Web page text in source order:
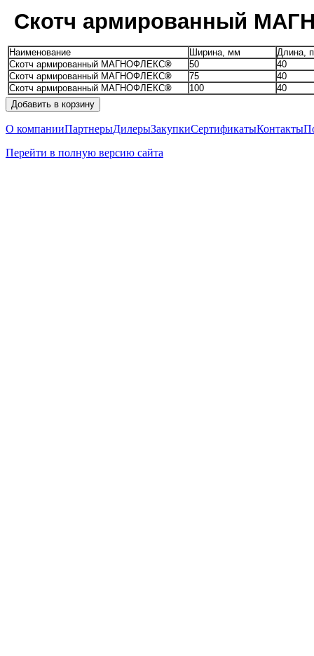
Скотч армированный
Наименование Ширина, мм
Длина,
Скотч армированный МАГНОФЛЕКС® 50
40
Скотч армированный МАГНОФЛЕКС® 75
40
Скотч армированный МАГНОФЛЕКС® 100 40
О компанииПартнерыДилерыЗакупкиСертификатыКонтакты
Перейти в полную версию сайта